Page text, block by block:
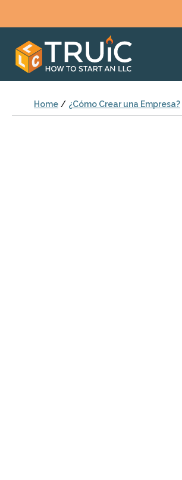
Home / ¿Cómo Crear una Empresa?